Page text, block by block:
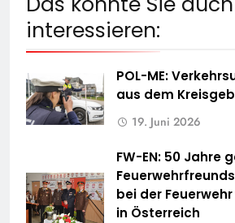
interessieren:
POL-ME:
aus dem
19. Juni 2026
FW-EN: 50 Jahre
bei der
in Österreich